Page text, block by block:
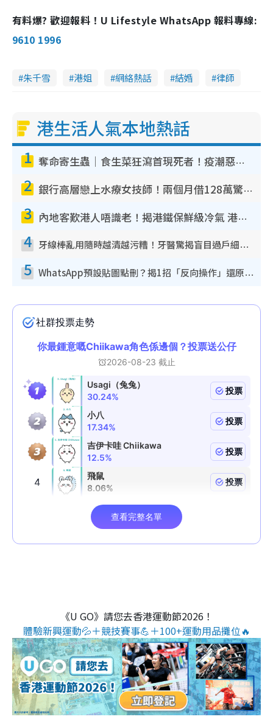
有料爆? 歡迎報料！U Lifestyle WhatsApp 報料專線:
9610 1996
朱千雪 港姐 網絡熱話 結婚 律師
港生活人氣本地熱話
1 奪命寄生蟲｜食生菜狂瀉首現死者！疫潮惡化錄1.8萬宗病例 揭洗菜3大謬誤
2 銀行高層戀上水療女技師！兩個月借128萬驚覺「沉船」沉落火海 揭背後疑似邪教操控賣淫
3 內地客歎港人唔識老！揭港鐵保鮮級冷氣 港人求放過：咪投訴
4 牙線棒亂用隨時越清越污糟！牙醫驚揭盲目過戶細菌恐致蛀牙：呢種先係日常真保養
5 WhatsApp預設貼圖點刪？揭1招「反向操作」還原簡潔介面 附3步實測教學
《U GO》請您去香港運動節2026！
體驗新興運動💦＋競技賽事💪＋100+運動用品攤位🔥